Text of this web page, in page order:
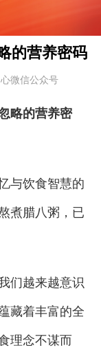
的营养密码
微信公众号
略的营养密
与饮食智慧的
煮腊八粥，已
们越来越意识
藏着丰富的全
理念不谋而